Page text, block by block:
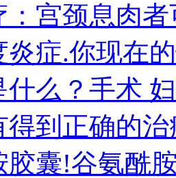
：宫颈息肉者
炎症.你现在
什么？手术
得到正确的治
胶囊!谷氨酰